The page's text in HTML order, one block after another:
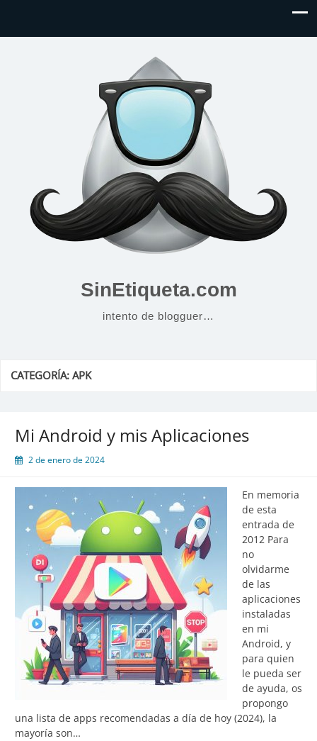
SinEtiqueta.com
intento de blogguer…
CATEGORÍA:APK
Mi Android y mis Aplicaciones
2 de enero de 2024
En memoria
de esta
entrada de
2012 Para
no
olvidarme
de las
aplicaciones
instaladas
en mi
Android, y
para quien
le pueda ser
de ayuda, os
propongo
una lista de apps recomendadas a día de hoy (2024), la
mayoría son…